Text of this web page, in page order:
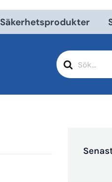
Säkerhetsprodukter
Sök
efter